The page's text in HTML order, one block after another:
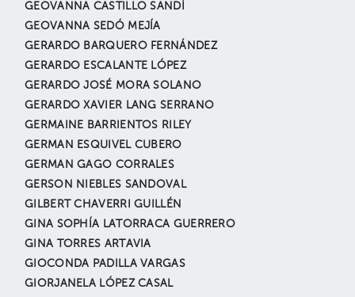
GEOVANNA CASTILLO SANDÍ
GEOVANNA SEDÓ MEJÍA
GERARDO BARQUERO FERNÁNDEZ
GERARDO ESCALANTE LÓPEZ
GERARDO JOSÉ MORA SOLANO
GERARDO XAVIER LANG SERRANO
GERMAINE BARRIENTOS RILEY
GERMAN ESQUIVEL CUBERO
GERMAN GAGO CORRALES
GERSON NIEBLES SANDOVAL
GILBERT CHAVERRI GUILLÉN
GINA SOPHÍA LATORRACA GUERRERO
GINA TORRES ARTAVIA
GIOCONDA PADILLA VARGAS
GIORJANELA LÓPEZ CASAL